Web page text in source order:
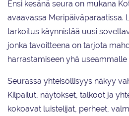
Ensi kesänä seura on mukana
avaavassa Meripäiväparaatissa.
tarkoitus käynnistää uusi
jonka tavoitteena on tarjota
harrastamiseen yhä
Seurassa yhteisöllisyys näkyy
Kilpailut, näytökset, talkoot ja
kokoavat luistelijat, perheet,